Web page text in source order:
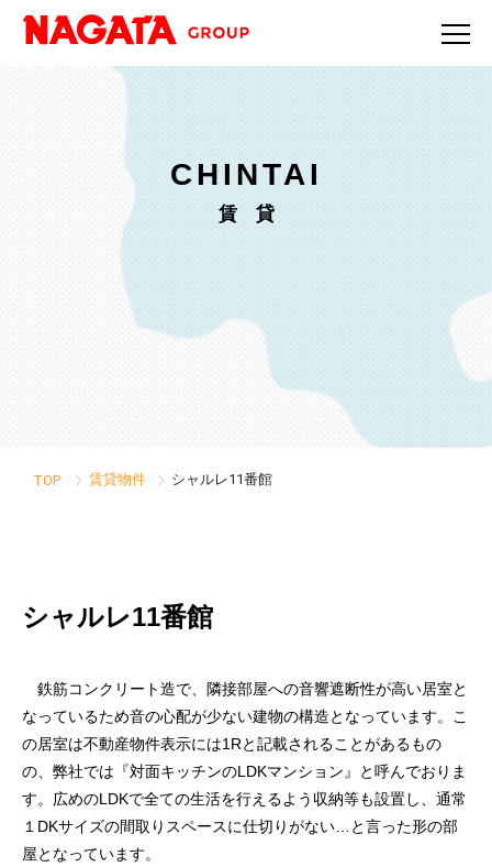
CHINTAI
賃 貸
TOP 賃貸物件 シャルレ11番館
シャルレ11番館
鉄筋コンクリート造で、隣接部屋への音響遮断性が高い居室と
なっているため音の心配が少ない建物の構造となっています。こ
の居室は不動産物件表示には1Rと記載されることがあるもの
の、弊社では『対面キッチンのLDKマンション』と呼んでおりま
す。広めのLDKで全ての生活を行えるよう収納等も設置し、通常
１DKサイズの間取りスペースに仕切りがない…と言った形の部
屋となっています。